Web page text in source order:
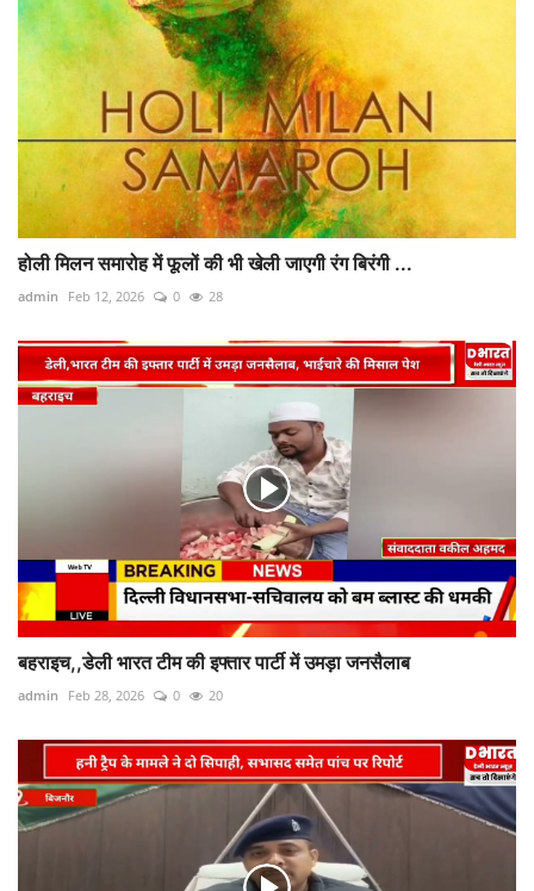
होली मिलन समारोह में फूलों की भी खेली जाएगी रंग बिरंगी ...
admin Feb 12, 2026 0 28
बहराइच,,डेली भारत टीम की इफ्तार पार्टी में उमड़ा जनसैलाब
admin Feb 28, 2026 0 20